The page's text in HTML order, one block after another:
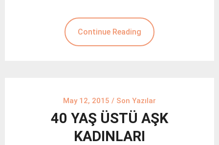
Continue Reading
May 12, 2015 / Son Yazılar
40 YAŞ ÜSTÜ AŞK
KADINLARI